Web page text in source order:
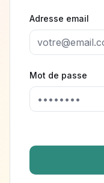
Adresse email
Mot de passe